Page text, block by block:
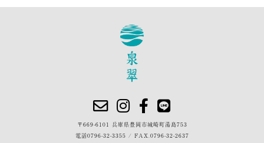
〒669-6101 兵庫県豊岡市城崎町湯島753
電話0796-32-3355 / FAX.0796-32-2637